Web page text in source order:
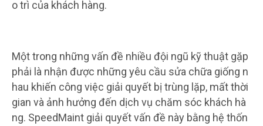
o trì của khách hàng.
Một trong những vấn đề nhiều đội ngũ kỹ thuật gặp
phải là nhận được những yêu cầu sửa chữa giống n
hau khiến công việc giải quyết bị trùng lặp, mất thời
gian và ảnh hưởng đến dịch vụ chăm sóc khách hà
ng. SpeedMaint giải quyết vấn đề này bằng hệ thốn